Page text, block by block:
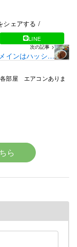
シェアする /
LINE
次の記事 >
インはハッシュ
部屋 エアコンありま
も受け付けており
1393です。
り
ら